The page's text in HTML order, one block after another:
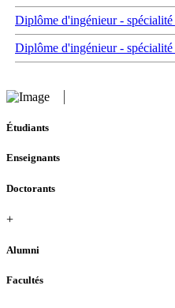
Diplôme d'ingénieur - spécialité
Diplôme d'ingénieur -
Étudiants
Enseignants
Doctorants
+
Alumni
Facultés